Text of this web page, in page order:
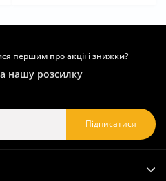
першим про акції і знижки?
нашу розсилку
Підписатися